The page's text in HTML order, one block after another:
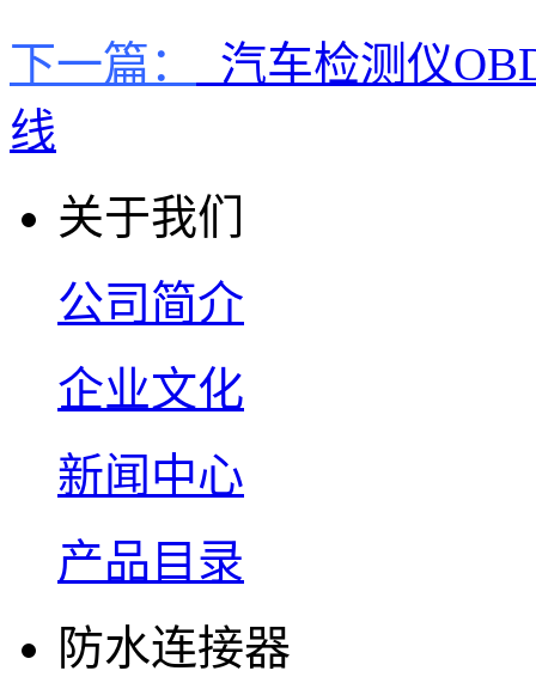
下一篇：
汽车检测仪
线
关于我们
公司简介
企业文化
新闻中心
产品目录
防水连接器